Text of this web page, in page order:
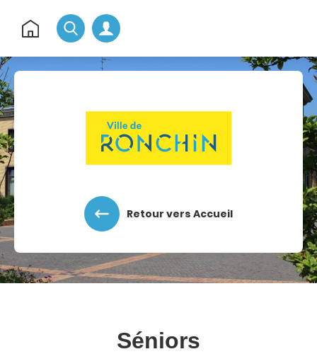
Accéder au menu
Retour
l'accueil
Rechercher
Retour vers Accueil
Séniors